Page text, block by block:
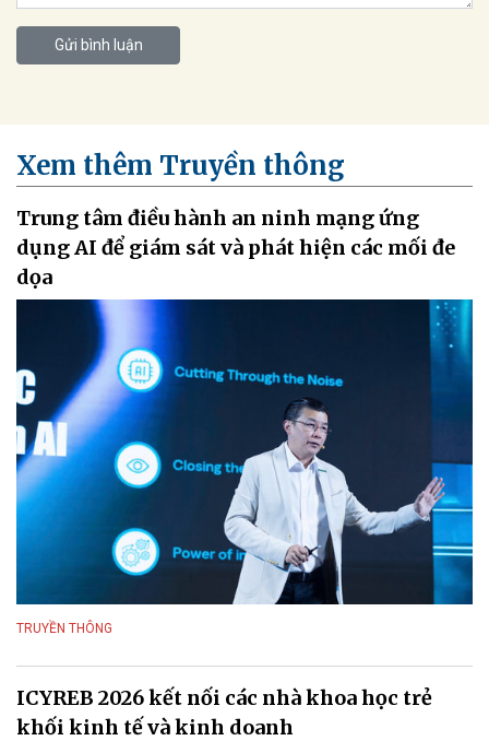
Gửi bình luận
Xem thêm Truyền thông
Trung tâm điều hành an ninh mạng ứng
dụng AI để giám sát và phát hiện các mối đe
dọa
TRUYỀN THÔNG
ICYREB 2026 kết nối các nhà khoa học trẻ
khối kinh tế và kinh doanh